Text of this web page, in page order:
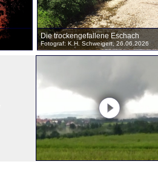
Die trockengefallene Eschach
Fotograf: K.H. Schweigert, 26.06.2026